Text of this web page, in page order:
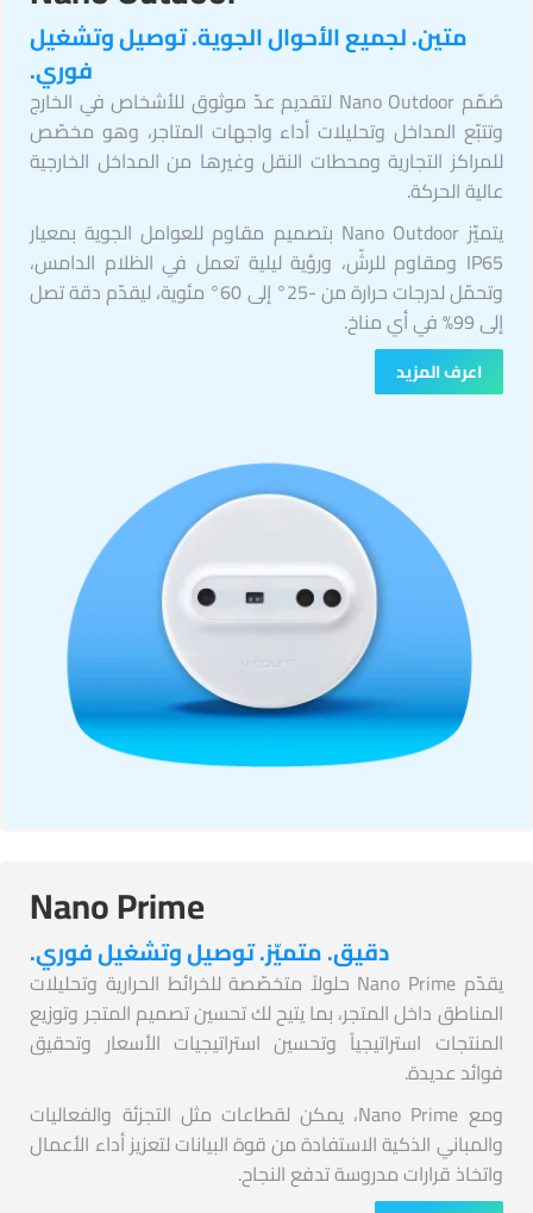
متين. لجميع الأحوال الجوية. توصيل وتشغيل
فوري.
صُمّم Nano Outdoor لتقديم عدّ موثوق للأشخاص في الخارج
وتتبّع المداخل وتحليلات أداء واجهات المتاجر، وهو مخصّص
للمراكز التجارية ومحطات النقل وغيرها من المداخل الخارجية
عالية الحركة.
يتميّز Nano Outdoor بتصميم مقاوم للعوامل الجوية بمعيار
IP65 ومقاوم للرشّ، ورؤية ليلية تعمل في الظلام الدامس،
وتحمّل لدرجات حرارة من -25° إلى 60° مئوية، ليقدّم دقة تصل
إلى 99% في أي مناخ.
اعرف المزيد
Nano Prime
دقيق. متميّز. توصيل وتشغيل فوري.
يقدّم Nano Prime حلولاً متخصّصة للخرائط الحرارية وتحليلات
المناطق داخل المتجر، بما يتيح لك تحسين تصميم المتجر وتوزيع
المنتجات استراتيجياً وتحسين استراتيجيات الأسعار وتحقيق
فوائد عديدة.
ومع Nano Prime، يمكن لقطاعات مثل التجزئة والفعاليات
والمباني الذكية الاستفادة من قوة البيانات لتعزيز أداء الأعمال
واتخاذ قرارات مدروسة تدفع النجاح.